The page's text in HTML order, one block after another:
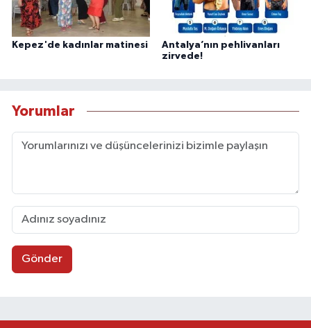
Kepez'de kadınlar matinesi
Antalya’nın pehlivanları
zirvede!
Yorumlar
Gönder